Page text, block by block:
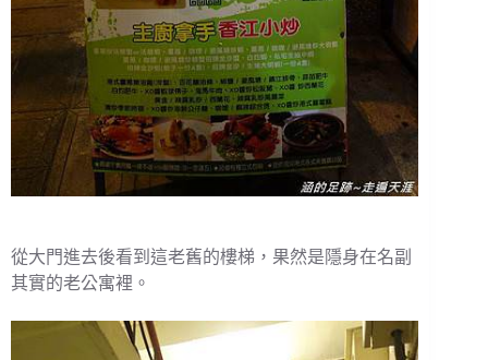
從大門進去後看到這老舊的樓梯，果然是隱身在名副
其實的老公寓裡。